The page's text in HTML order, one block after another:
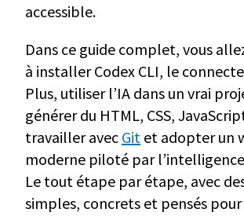
accessible.
Dans ce guide complet, vous
à installer Codex CLI, le
Plus, utiliser l’IA dans un vrai
générer du HTML, CSS,
travailler avec Git et adopter un
moderne piloté par
Le tout étape par étape, avec
simples, concrets et pensés